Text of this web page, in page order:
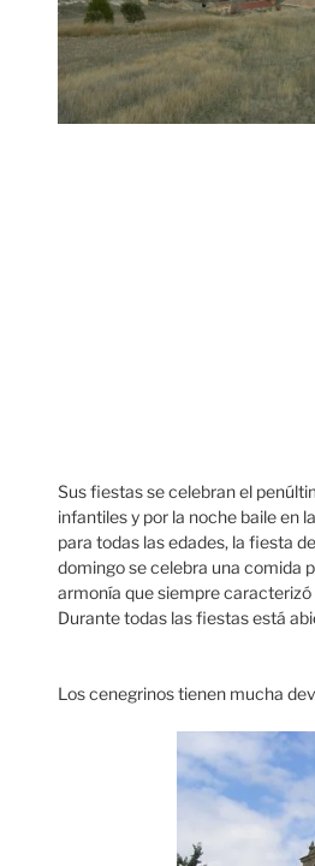
Sus fiestas se celebran el
infantiles y por la noche baile en
para todas las edades, la fiesta
domingo se celebra una comida
armonía que siempre caracterizó
Durante todas las fiestas está
Los cenegrinos tienen mucha